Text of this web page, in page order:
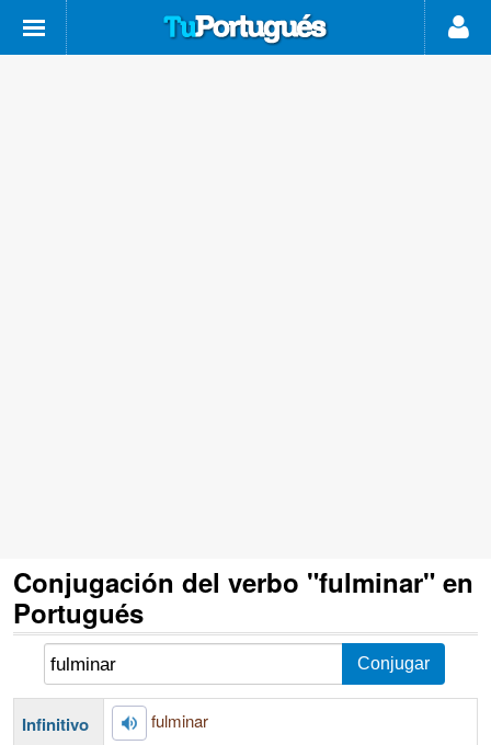
Conjugación del verbo "fulminar" en
Portugués
Infinitivo fulminar